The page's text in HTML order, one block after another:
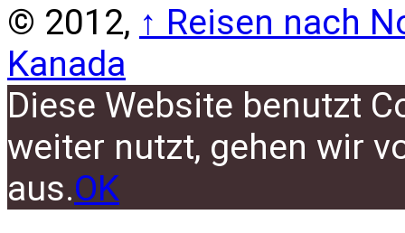
© 2012, ↑ Reisen nach
Kanada
Diese Website benutzt
weiter nutzt, gehen wir
aus.OK